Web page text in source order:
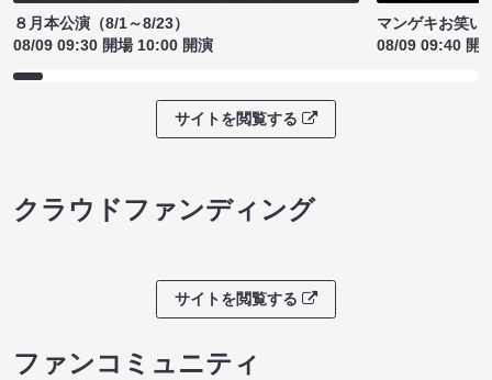
８月本公演（8/1～8/23）
08/09 09:30 開場 10:00 開演
マンゲキお笑い
08/09 09:40 開
サイトを閲覧する
クラウドファンディング
サイトを閲覧する
ファンコミュニティ